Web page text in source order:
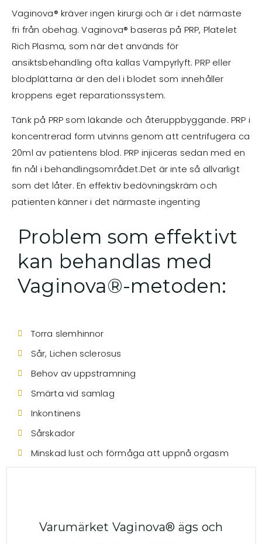
Vaginova® kräver ingen kirurgi och är i det närmaste
fri från obehag. Vaginova® baseras på PRP, Platelet
Rich Plasma, som när det används för
ansiktsbehandling ofta kallas Vampyrlyft. PRP eller
blodplättarna är den del i blodet som innehåller
kroppens eget reparationssystem.
Tänk på PRP som läkande och återuppbyggande. PRP i
koncentrerad form utvinns genom att centrifugera ca
20ml av patientens blod. PRP injiceras sedan med en
fin nål i behandlingsområdet.Det är inte så allvarligt
som det låter. En effektiv bedövningskräm och
patienten känner i det närmaste ingenting
Problem som effektivt
kan behandlas med
Vaginova®-metoden:
Torra slemhinnor
Sår, Lichen sclerosus
Behov av uppstramning
Smärta vid samlag
Inkontinens
Sårskador
Minskad lust och förmåga att uppnå orgasm
Varumärket Vaginova® ägs och